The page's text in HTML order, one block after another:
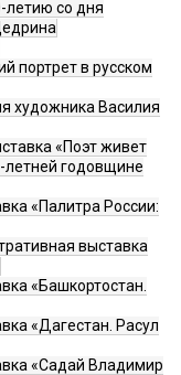
летию со дня
портрет в русском
художника Василия
«Поэт живет
годовщине
«Палитра России:
выставка
«Башкортостан.
«Дагестан. Расул
«Садай Владимир